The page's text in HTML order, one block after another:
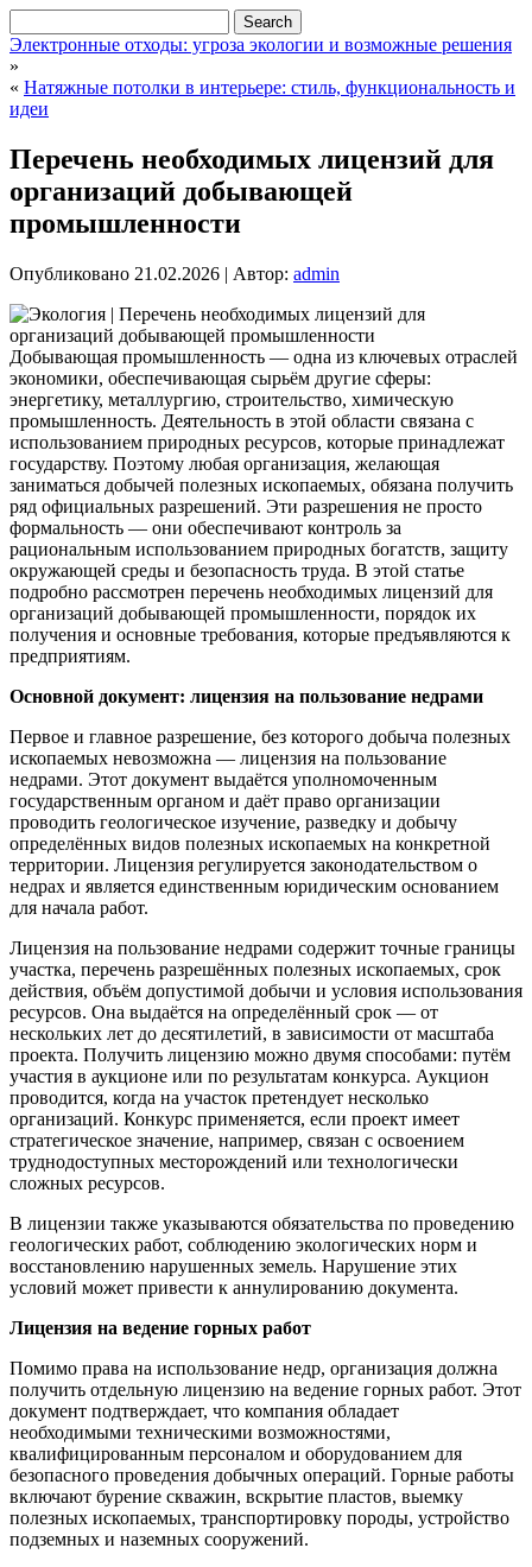
Электронные отходы: угроза экологии и возможные решения
»
« Натяжные потолки в интерьере: стиль, функциональность и
идеи
Перечень необходимых лицензий для
организаций добывающей
промышленности
Опубликовано 21.02.2026 | Автор: admin
Добывающая промышленность — одна из ключевых отраслей
экономики, обеспечивающая сырьём другие сферы:
энергетику, металлургию, строительство, химическую
промышленность. Деятельность в этой области связана с
использованием природных ресурсов, которые принадлежат
государству. Поэтому любая организация, желающая
заниматься добычей полезных ископаемых, обязана получить
ряд официальных разрешений. Эти разрешения не просто
формальность — они обеспечивают контроль за
рациональным использованием природных богатств, защиту
окружающей среды и безопасность труда. В этой статье
подробно рассмотрен перечень необходимых лицензий для
организаций добывающей промышленности, порядок их
получения и основные требования, которые предъявляются к
предприятиям.
Основной документ: лицензия на пользование недрами
Первое и главное разрешение, без которого добыча полезных
ископаемых невозможна — лицензия на пользование
недрами. Этот документ выдаётся уполномоченным
государственным органом и даёт право организации
проводить геологическое изучение, разведку и добычу
определённых видов полезных ископаемых на конкретной
территории. Лицензия регулируется законодательством о
недрах и является единственным юридическим основанием
для начала работ.
Лицензия на пользование недрами содержит точные границы
участка, перечень разрешённых полезных ископаемых, срок
действия, объём допустимой добычи и условия использования
ресурсов. Она выдаётся на определённый срок — от
нескольких лет до десятилетий, в зависимости от масштаба
проекта. Получить лицензию можно двумя способами: путём
участия в аукционе или по результатам конкурса. Аукцион
проводится, когда на участок претендует несколько
организаций. Конкурс применяется, если проект имеет
стратегическое значение, например, связан с освоением
труднодоступных месторождений или технологически
сложных ресурсов.
В лицензии также указываются обязательства по проведению
геологических работ, соблюдению экологических норм и
восстановлению нарушенных земель. Нарушение этих
условий может привести к аннулированию документа.
Лицензия на ведение горных работ
Помимо права на использование недр, организация должна
получить отдельную лицензию на ведение горных работ. Этот
документ подтверждает, что компания обладает
необходимыми техническими возможностями,
квалифицированным персоналом и оборудованием для
безопасного проведения добычных операций. Горные работы
включают бурение скважин, вскрытие пластов, выемку
полезных ископаемых, транспортировку породы, устройство
подземных и наземных сооружений.